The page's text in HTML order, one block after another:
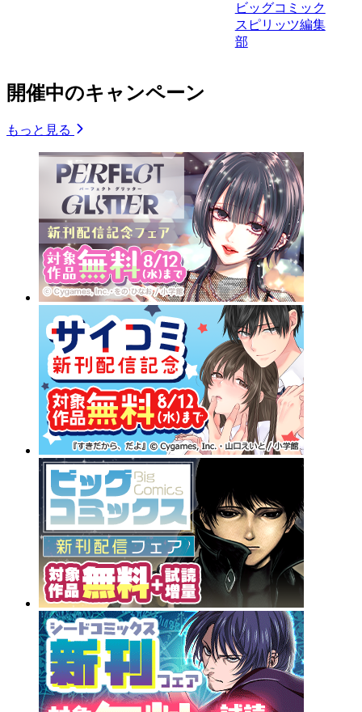
ビッグコミック
スピリッツ編集
部
開催中のキャンペーン
もっと見る